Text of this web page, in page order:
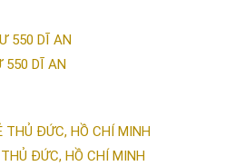
550 DĨ AN
ĐỨC, HỒ CHÍ MINH